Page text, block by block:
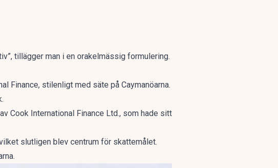
tillägger man i en orakelmässig formulering.
Finance, stilenligt med säte på Caymanöarna.
Cook International Finance Ltd., som hade sitt
slutligen blev centrum för skattemålet.